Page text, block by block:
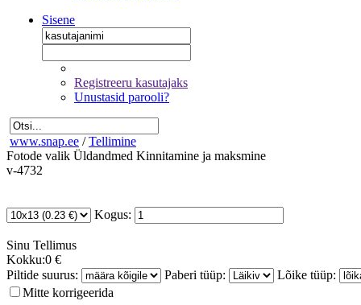
Sisene
Registreeru kasutajaks
Unustasid parooli?
www.snap.ee / Tellimine
Fotode valik Üldandmed Kinnitamine ja maksmine
v-4732
Kogus:
Sinu Tellimus
Kokku:0 €
Piltide suurus:
Paberi tüüp:
Lõike tüüp:
Mitte korrigeerida